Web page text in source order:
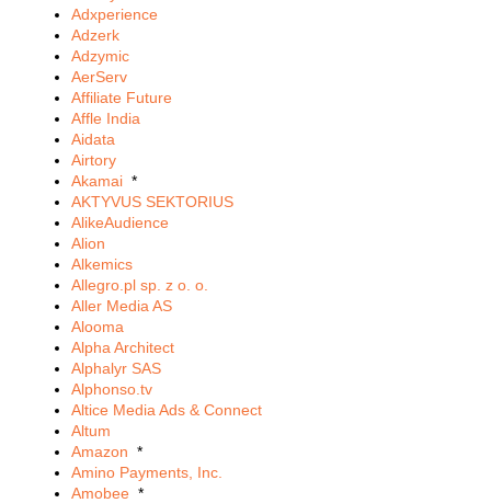
Adxperience
Adzerk
Adzymic
AerServ
Affiliate Future
Affle India
Aidata
Airtory
Akamai *
AKTYVUS SEKTORIUS
AlikeAudience
Alion
Alkemics
Allegro.pl sp. z o. o.
Aller Media AS
Alooma
Alpha Architect
Alphalyr SAS
Alphonso.tv
Altice Media Ads & Connect
Altum
Amazon *
Amino Payments, Inc.
Amobee *